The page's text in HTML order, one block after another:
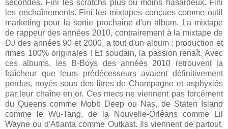
secondes. Fini les scratchs plus ou moins hasardeux. Fini
les enchaînements. Fini les mixtapes conçues comme outil
marketing pour la sortie prochaine d'un album. La mixtape
de rappeur des années 2010, contrairement à la mixtape de
DJ des années 90 et 2000, a tout d'un album : production et
rimes 100% originales ! Et soudain, la passion renaît. Avec
ces albums, les B-Boys des années 2010 retrouvent la
fraîcheur que leurs prédécesseurs avaient définitivement
perdus, noyés sous des litres de Champagne et asphyxiés
par leur chaîne en or. Ces mecs ne viennent pas forcément
du Queens comme Mobb Deep ou Nas, de Staten Island
comme le Wu-Tang, de la Nouvelle-Orléans comme Lil
Wayne ou d'Atlanta comme Outkast. Ils viennent de partout,